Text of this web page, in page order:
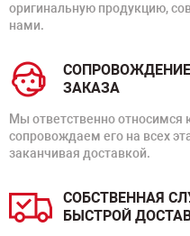
оригинальную продукцию,
нами.
СОПРОВОЖДЕНИЕ
ЗАКАЗА
Мы ответственно относимся
сопровождаем его на всех
заканчивая доставкой.
СОБСТВЕННАЯ
БЫСТРОЙ